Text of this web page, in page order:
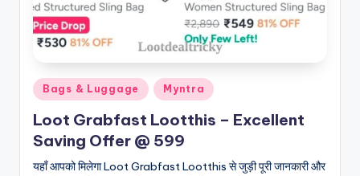
Posted
in
Bags & Luggage Myntra
Loot Grabfast Lootthis – Excellent
Saving Offer @ 599
यहाँ आपको मिलेगा Loot Grabfast Lootthis से जुड़ी पूरी जानकारी और